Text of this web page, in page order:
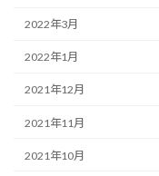
2022年3月
2022年1月
2021年12月
2021年11月
2021年10月